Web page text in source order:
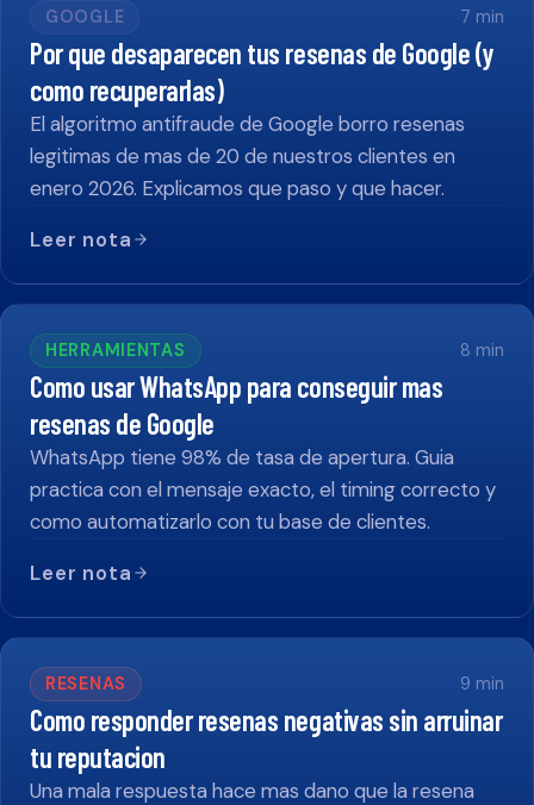
GOOGLE 7 min
Por que desaparecen tus resenas de Google (y
como recuperarlas)
El algoritmo antifraude de Google borro resenas
legitimas de mas de 20 de nuestros clientes en
enero 2026. Explicamos que paso y que hacer.
Leer nota
HERRAMIENTAS 8 min
Como usar WhatsApp para conseguir mas
resenas de Google
WhatsApp tiene 98% de tasa de apertura. Guia
practica con el mensaje exacto, el timing correcto y
como automatizarlo con tu base de clientes.
Leer nota
RESENAS 9 min
Como responder resenas negativas sin arruinar
tu reputacion
Una mala respuesta hace mas dano que la resena